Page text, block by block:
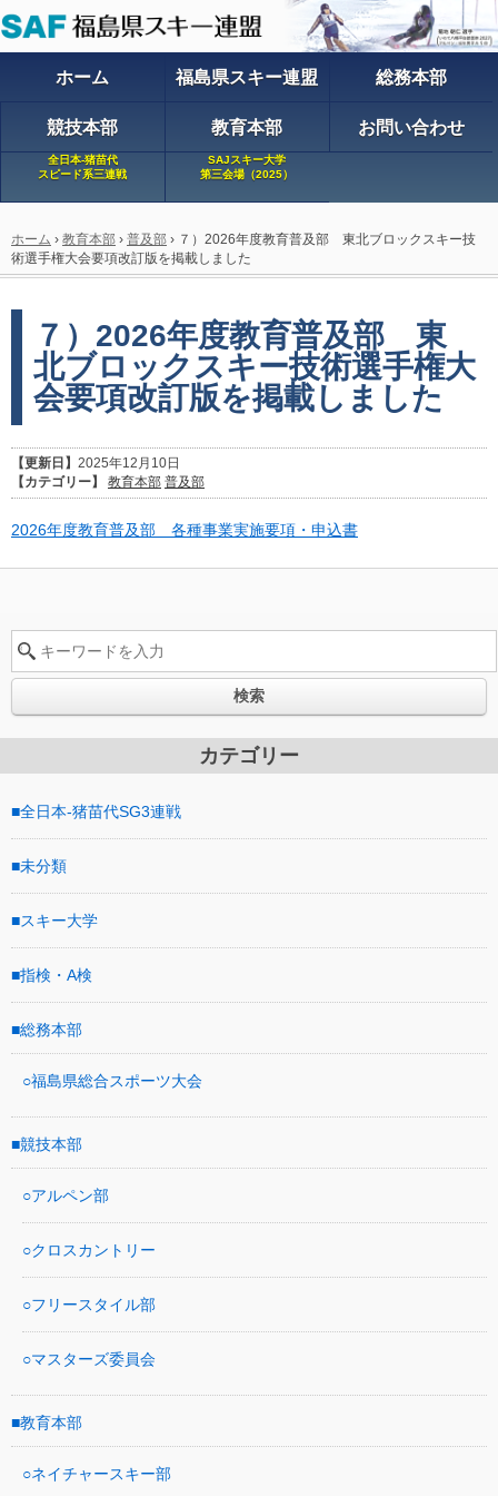
ホーム 福島県スキー連盟 総務本部
競技本部 教育本部 お問い合わせ
全日本-猪苗代
スピード系三連戦
SAJスキー大学
第三会場（2025）
ホーム › 教育本部 › 普及部 › ７）2026年度教育普及部 東北ブロックスキー技
術選手権大会要項改訂版を掲載しました
７）2026年度教育普及部 東
北ブロックスキー技術選手権大
会要項改訂版を掲載しました
【更新日】 2025年12月10日
【カテゴリー】
教育本部 普及部
2026年度教育普及部 各種事業実施要項・申込書
検索
カテゴリー
全日本-猪苗代SG3連戦
未分類
スキー大学
指検・A検
総務本部
福島県総合スポーツ大会
競技本部
アルペン部
クロスカントリー
フリースタイル部
マスターズ委員会
教育本部
ネイチャースキー部